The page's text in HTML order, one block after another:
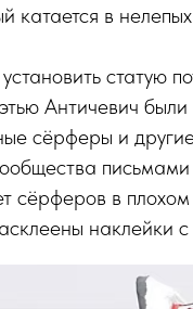
катается в
статую
Античевич
сёрферы и
сёрферов в
наклейки